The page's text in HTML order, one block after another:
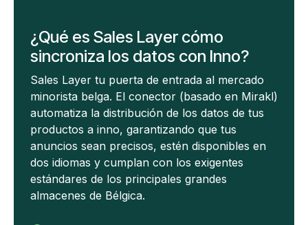
¿Qué es Sales Layer cómo
sincroniza los datos con Inno?
Sales Layer tu puerta de entrada al mercado
minorista belga. El conector (basado en Mirakl)
automatiza la distribución de los datos de tus
productos a inno, garantizando que tus
anuncios sean precisos, estén disponibles en
dos idiomas y cumplan con los exigentes
estándares de los principales grandes
almacenes de Bélgica.